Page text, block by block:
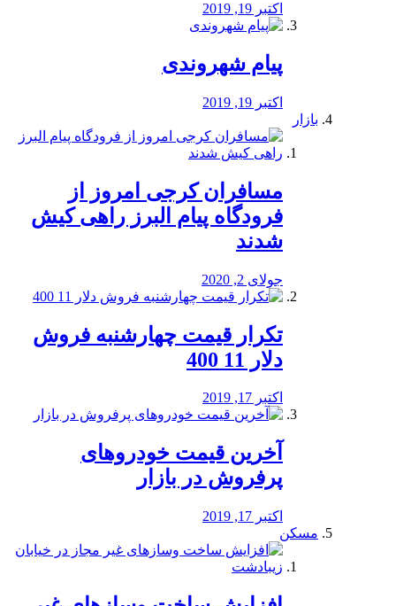
اکتبر 19, 2019
پیام شهروندی
اکتبر 19, 2019
بازار
مسافران کرجی امروز از
فرودگاه پیام البرز راهی کیش
شدند
جولای 2, 2020
تکرار قیمت چهارشنبه فروش
دلار 11 400
اکتبر 17, 2019
آخرین قیمت خودرو‌های
پرفروش در بازار
اکتبر 17, 2019
مسکن